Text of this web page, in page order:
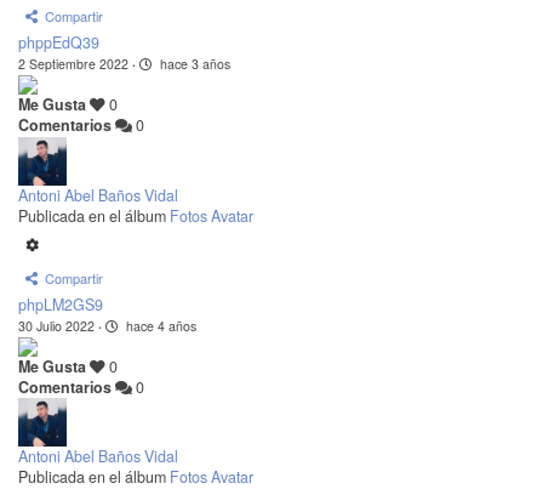
Compartir
phppEdQ39
2 Septiembre 2022 · hace 3 años
Me Gusta
0
Comentarios
0
Antoni Abel Baños Vidal
Publicada en el álbum Fotos Avatar
Compartir
phpLM2GS9
30 Julio 2022 · hace 4 años
Me Gusta
0
Comentarios
0
Antoni Abel Baños Vidal
Publicada en el álbum Fotos Avatar